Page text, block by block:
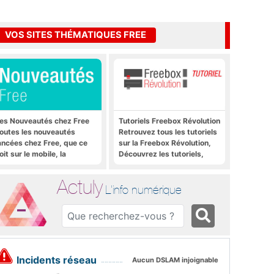
VOS SITES THÉMATIQUES FREE
Nouveautés chez Free
les nouveautés
chez Free, que ce
sur le mobile, la
Tutoriels Freebox Révolution
Retrouvez tous les tutoriels
sur la Freebox Révolution,
Découvrez les tutoriels,
Freebox Server, Freebox
Actuly L'info numérique
Incidents réseau Aucun DSLAM injoignable